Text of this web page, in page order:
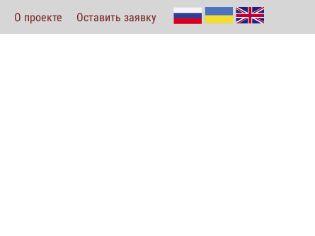
О проекте Оставить заявку